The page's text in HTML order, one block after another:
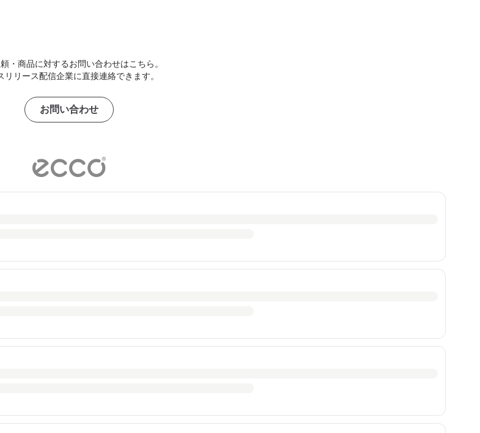
・商品に対するお問い合わせはこちら。
リリース配信企業に直接連絡できます。
お問い合わせ